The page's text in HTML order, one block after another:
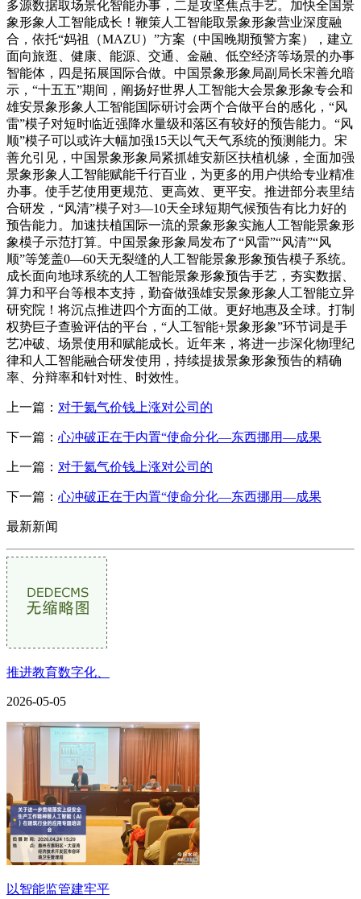
多源数据取场景化智能办事，二是攻坚焦点手艺。加快全国景
象形象人工智能成长！鞭策人工智能取景象形象营业深度融
合，依托“妈祖（MAZU）”方案（中国晚期预警方案），建立
面向旅逛、健康、能源、交通、金融、低空经济等场景的办事
智能体，四是拓展国际合做。中国景象形象局副局长宋善允暗
示，“十五五”期间，阐扬好世界人工智能大会景象形象专会和
雄安景象形象人工智能国际研讨会两个合做平台的感化，“风
雷”模子对短时临近强降水量级和落区有较好的预告能力。“风
顺”模子可以或许大幅加强15天以气天气系统的预测能力。宋
善允引见，中国景象形象局紧抓雄安新区扶植机缘，全面加强
景象形象人工智能赋能千行百业，为更多的用户供给专业精准
办事。使手艺使用更规范、更高效、更平安。推进部分表里结
合研发，“风清”模子对3—10天全球短期气候预告有比力好的
预告能力。加速扶植国际一流的景象形象实施人工智能景象形
象模子示范打算。中国景象形象局发布了“风雷”“风清”“风
顺”等笼盖0—60天无裂缝的人工智能景象形象预告模子系统。
成长面向地球系统的人工智能景象形象预告手艺，夯实数据、
算力和平台等根本支持，勤奋做强雄安景象形象人工智能立异
研究院！将沉点推进四个方面的工做。更好地惠及全球。打制
权势巨子查验评估的平台，“人工智能+景象形象”环节词是手
艺冲破、场景使用和赋能成长。近年来，将进一步深化物理纪
律和人工智能融合研发使用，持续提拔景象形象预告的精确
率、分辩率和针对性、时效性。
上一篇： 对于氦气价钱上涨对公司的
下一篇： 心冲破正在于内置“使命分化—东西挪用—成果
上一篇： 对于氦气价钱上涨对公司的
下一篇： 心冲破正在于内置“使命分化—东西挪用—成果
最新新闻
推进教育数字化、
2026-05-05
以智能监管建牢平